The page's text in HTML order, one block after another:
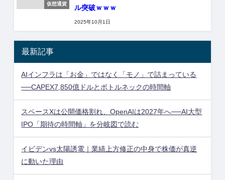
仮想通貨
ル突破ｗｗｗ
2025年10月1日
最新記事
AIインフラは「お金」ではなく「モノ」で詰まっている
──CAPEX7,850億ドルとボトルネックの時間軸
スペースXは公開価格割れ、OpenAIは2027年へ──AI大型
IPO「期待の時間軸」を分岐図で読む
イビデンvs太陽誘電｜業績上方修正の中身で株価が真逆
に動いた理由